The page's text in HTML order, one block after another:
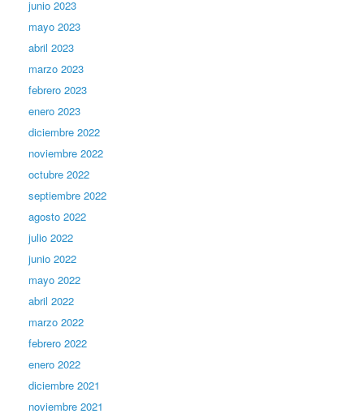
junio 2023
mayo 2023
abril 2023
marzo 2023
febrero 2023
enero 2023
diciembre 2022
noviembre 2022
octubre 2022
septiembre 2022
agosto 2022
julio 2022
junio 2022
mayo 2022
abril 2022
marzo 2022
febrero 2022
enero 2022
diciembre 2021
noviembre 2021